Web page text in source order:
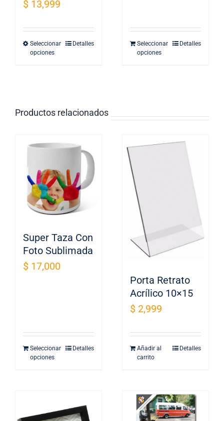
$ 13,999
Seleccionar
opciones
Este
Las
se
elegir
en
la
página
producto
Detalles
Seleccionar
opciones
Detalles
Productos relacionados
Super Taza Con
Foto Sublimada
$ 17,000
Seleccionar
opciones
Detalles
Porta Retrato
Acrílico 10×15
$ 2,999
Añadir al
carrito
Detalles